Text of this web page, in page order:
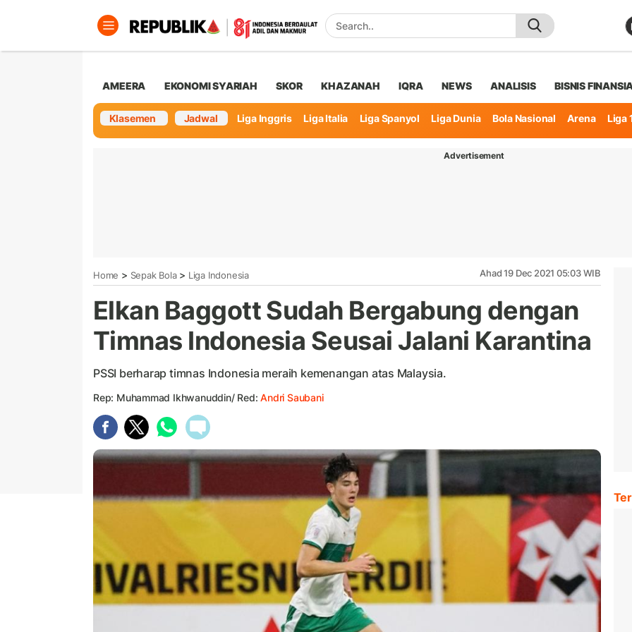
AMEERA EKONOMI SYARIAH SKOR KHAZANAH IQRA NEWS ANALISIS BISNIS
Klasemen Jadwal Liga Inggris Liga Italia Liga Spanyol Liga Dunia Bola Nasional Arena
Liga
Advertisement
Home > Sepak Bola> Liga Indonesia Ahad 19 Dec 2021 05:03 WIB
Elkan Baggott Sudah Bergabung dengan
Timnas Indonesia Seusai Jalani Karantina
PSSI berharap timnas Indonesia meraih kemenangan atas Malaysia.
Rep: Muhammad Ikhwanuddin/ Red:Andri Saubani